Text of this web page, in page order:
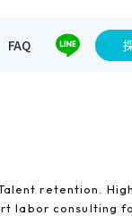
FAQ
retention.
labor consulting